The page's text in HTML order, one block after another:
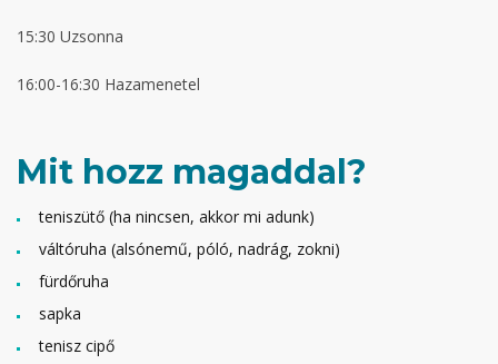
15:30 Uzsonna
16:00-16:30 Hazamenetel
Mit hozz magaddal?
teniszütő (ha nincsen, akkor mi adunk)
váltóruha (alsónemű, póló, nadrág, zokni)
fürdőruha
sapka
tenisz cipő